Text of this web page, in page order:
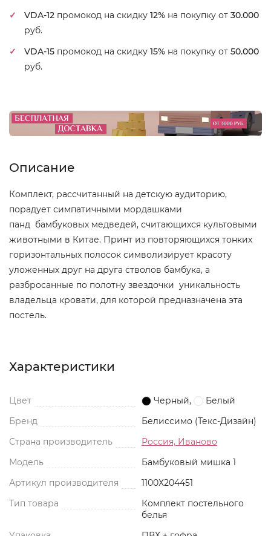
VDA-12 промокод на скидку 12% на покупку от 30.000
руб.
VDA-15 промокод на скидку 15% на покупку от 50.000
руб.
Описание
Комплект, рассчитанный на детскую аудиторию,
порадует симпатичными мордашками
панд бамбуковых медведей, считающихся культовыми
животными в Китае. Принт из повторяющихся тонких
горизонтальных полосок символизирует красоту
уложенных друг на друга стволов бамбука, а
разбросанные по полотну звездочки уникальность
владельца кровати, для которой предназначена эта
постель.
Характеристики
Цвет Черный,
Белый
Бренд
Белиссимо (Текс-Дизайн)
Страна производитель
Россия, Иваново
Модель
Бамбуковый мишка 1
Артикул производителя
1100Х204451
Тип товара
Комплект постельного
белья